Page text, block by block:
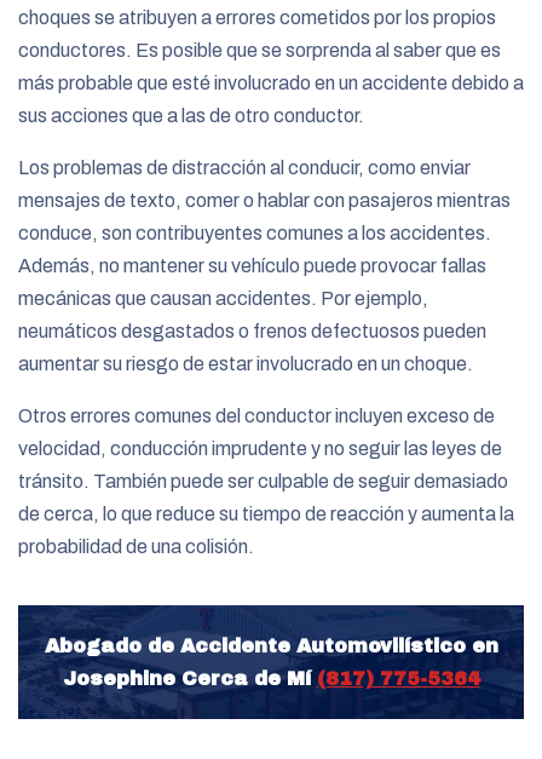
choques se atribuyen a errores cometidos por los propios
conductores. Es posible que se sorprenda al saber que es
más probable que esté involucrado en un accidente debido a
sus acciones que a las de otro conductor.
Los problemas de distracción al conducir, como enviar
mensajes de texto, comer o hablar con pasajeros mientras
conduce, son contribuyentes comunes a los accidentes.
Además, no mantener su vehículo puede provocar fallas
mecánicas que causan accidentes. Por ejemplo,
neumáticos desgastados o frenos defectuosos pueden
aumentar su riesgo de estar involucrado en un choque.
Otros errores comunes del conductor incluyen exceso de
velocidad, conducción imprudente y no seguir las leyes de
tránsito. También puede ser culpable de seguir demasiado
de cerca, lo que reduce su tiempo de reacción y aumenta la
probabilidad de una colisión.
Abogado de Accidente Automovilístico en
Josephine Cerca de Mí (817) 775-5364